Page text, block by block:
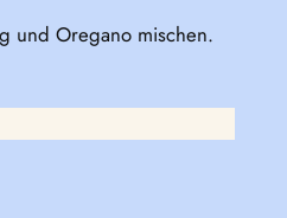
und Oregano mischen.